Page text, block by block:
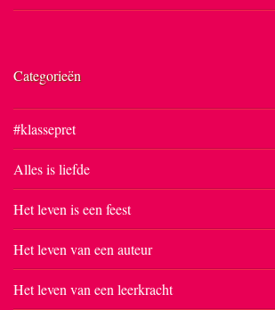
Categorieën
#klassepret
Alles is liefde
Het leven is een feest
Het leven van een auteur
Het leven van een leerkracht